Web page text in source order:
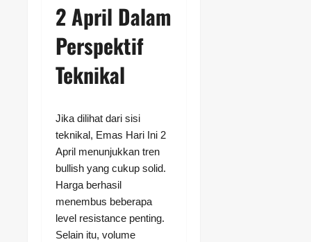
2 April Dalam
Perspektif
Teknikal
Jika dilihat dari sisi
teknikal, Emas Hari Ini 2
April menunjukkan tren
bullish yang cukup solid.
Harga berhasil
menembus beberapa
level resistance penting.
Selain itu, volume